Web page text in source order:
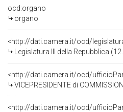
ocd:organo
organo
<http://dati.camera.it/ocd/
Legislatura III della Repubblica
<http://dati.camera.it/ocd/
VICEPRESIDENTE di COMMISSIONE SPECIALE PER L'ESAME
<http://dati.camera.it/ocd/